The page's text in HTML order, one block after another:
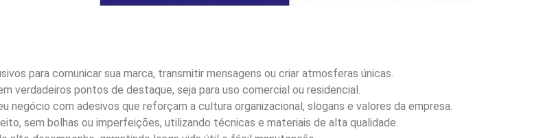
para comunicar sua marca, transmitir mensagens ou criar atmosferas únicas.
verdadeiros pontos de destaque, seja para uso comercial ou residencial.
negócio com adesivos que reforçam a cultura organizacional, slogans e valores da empresa.
sem bolhas ou imperfeições, utilizando técnicas e materiais de alta qualidade.